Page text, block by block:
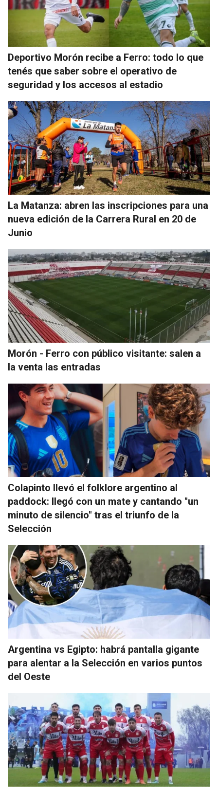
Deportivo Morón recibe a Ferro: todo lo que
tenés que saber sobre el operativo de
seguridad y los accesos al estadio
La Matanza: abren las inscripciones para una
nueva edición de la Carrera Rural en 20 de
Junio
Morón - Ferro con público visitante: salen a
la venta las entradas
Colapinto llevó el folklore argentino al
paddock: llegó con un mate y cantando "un
minuto de silencio" tras el triunfo de la
Selección
Argentina vs Egipto: habrá pantalla gigante
para alentar a la Selección en varios puntos
del Oeste